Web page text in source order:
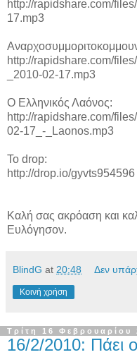
http://rapidshare.com/
17.mp3
http://rapidshare.com/
_2010-02-17.mp3
Ο Ελληνικός Λαόνος:
http://rapidshare.com/
02-17_-_Laonos.mp3
To drop:
http://drop.io/gyvts954596
Καλή σας ακρόαση και
Ευλόγησον.
BlindG at 20:48 Δεν
Κοινή χρήση
Τρίτη 16 Φεβρουαρίου
16/2/2010: Πάει